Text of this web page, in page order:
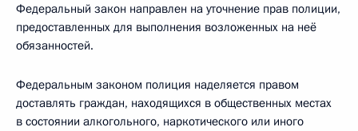
Федеральный закон направлен на уточнение прав полиции,
предоставленных для выполнения возложенных на неё
обязанностей.
Федеральным законом полиция наделяется правом
доставлять граждан, находящихся в общественных местах
в состоянии алкогольного, наркотического или иного